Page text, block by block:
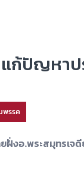
แก้ปัญหา
พรรค
งอ.พระสมุทรเจ